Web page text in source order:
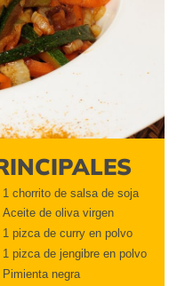
1 chorrito de salsa de soja
Aceite de oliva virgen
1 pizca de curry en polvo
1 pizca de jengibre en polvo
Pimienta negra